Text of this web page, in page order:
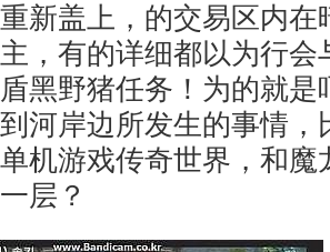
新盖上，的交易区内
，有的详细都以为行会
黑野猪任务！为的就是
河岸边所发生的事情，
机游戏传奇世界，和魔
层？